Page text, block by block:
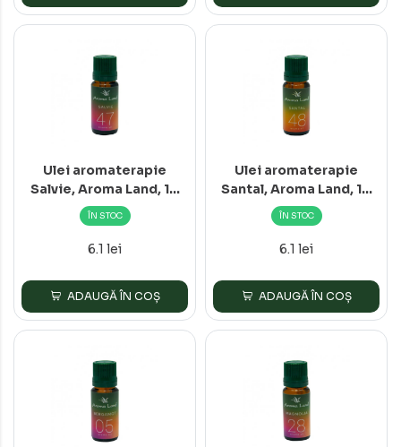
Ulei aromaterapie
Salvie, Aroma Land, 10
ml
ÎN STOC
6.1 lei
ADAUGĂ ÎN COȘ
Ulei aromaterapie
Santal, Aroma Land, 10
ml
ÎN STOC
6.1 lei
ADAUGĂ ÎN COȘ